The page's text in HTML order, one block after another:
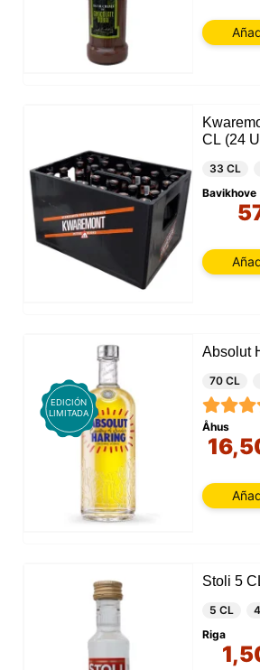
CL (24
33 CL
Bavikhove
EDICIÓN
LIMITADA
Absolut
70 CL
Åhus
Stoli 5
5 CL
Riga